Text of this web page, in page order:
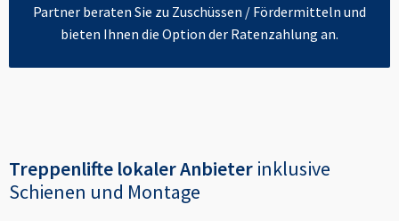
Partner beraten Sie zu Zuschüssen / Fördermitteln und
bieten Ihnen die Option der Ratenzahlung an.
Treppenlifte lokaler Anbieter inklusive
Schienen und Montage